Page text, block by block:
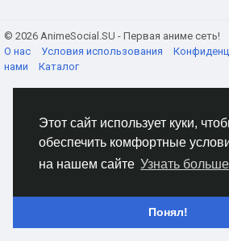
Этот сайт использует куки,
обеспечить комфортные
на нашем сайте Узнать больше
Понял!
© 2026 AnimeSocial.SU - Первая аниме сеть!
О нас
Условия использования
нами
Каталог